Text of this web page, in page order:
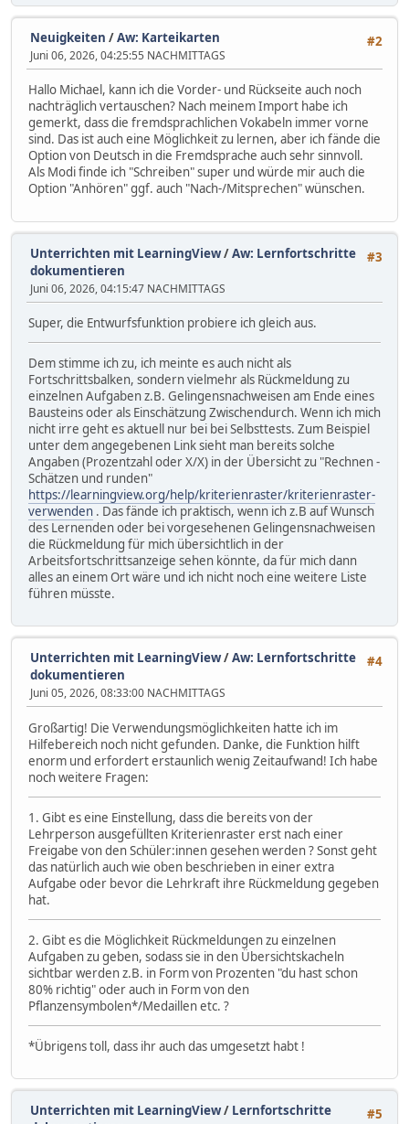
#2
Neuigkeiten /Aw: Karteikarten
Juni 06, 2026, 04:25:55 NACHMITTAGS
Hallo Michael, kann ich die Vorder- und Rückseite auch noch
nachträglich vertauschen? Nach meinem Import habe ich
gemerkt, dass die fremdsprachlichen Vokabeln immer vorne
sind. Das ist auch eine Möglichkeit zu lernen, aber ich fände die
Option von Deutsch in die Fremdsprache auch sehr sinnvoll.
Als Modi finde ich "Schreiben" super und würde mir auch die
Option "Anhören" ggf. auch "Nach-/Mitsprechen" wünschen.
#3
Unterrichten mit LearningView/Aw: Lernfortschritte
dokumentieren
Juni 06, 2026, 04:15:47 NACHMITTAGS
Super, die Entwurfsfunktion probiere ich gleich aus.
Dem stimme ich zu, ich meinte es auch nicht als
Fortschrittsbalken, sondern vielmehr als Rückmeldung zu
einzelnen Aufgaben z.B. Gelingensnachweisen am Ende eines
Bausteins oder als Einschätzung Zwischendurch. Wenn ich mich
nicht irre geht es aktuell nur bei bei Selbsttests. Zum Beispiel
unter dem angegebenen Link sieht man bereits solche
Angaben (Prozentzahl oder X/X) in der Übersicht zu "Rechnen -
Schätzen und runden"
https://learningview.org/help/kriterienraster/kriterienraster-
verwenden . Das fände ich praktisch, wenn ich z.B auf Wunsch
des Lernenden oder bei vorgesehenen Gelingensnachweisen
die Rückmeldung für mich übersichtlich in der
Arbeitsfortschrittsanzeige sehen könnte, da für mich dann
alles an einem Ort wäre und ich nicht noch eine weitere Liste
führen müsste.
#4
Unterrichten mit LearningView/Aw: Lernfortschritte
dokumentieren
Juni 05, 2026, 08:33:00 NACHMITTAGS
Großartig! Die Verwendungsmöglichkeiten hatte ich im
Hilfebereich noch nicht gefunden. Danke, die Funktion hilft
enorm und erfordert erstaunlich wenig Zeitaufwand! Ich habe
noch weitere Fragen:
1. Gibt es eine Einstellung, dass die bereits von der
Lehrperson ausgefüllten Kriterienraster erst nach einer
Freigabe von den Schüler:innen gesehen werden ? Sonst geht
das natürlich auch wie oben beschrieben in einer extra
Aufgabe oder bevor die Lehrkraft ihre Rückmeldung gegeben
hat.
2. Gibt es die Möglichkeit Rückmeldungen zu einzelnen
Aufgaben zu geben, sodass sie in den Übersichtskacheln
sichtbar werden z.B. in Form von Prozenten "du hast schon
80% richtig" oder auch in Form von den
Pflanzensymbolen*/Medaillen etc. ?
*Übrigens toll, dass ihr auch das umgesetzt habt !
#5
Unterrichten mit LearningView/ Lernfortschritte